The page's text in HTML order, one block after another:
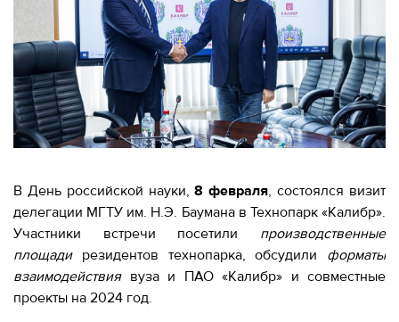
НОВОСТИ
МЕРОПРИЯТИЯ
О КАЛИБРЕ
Москва, СВАО, ул. Годовикова, 9
Станция метро Алексеевская
+7 (495) 280-17-17
+7 (495) 280-45-55
КАЛИБРЕ
МЕРОПРИЯТИЯ
ИНФОРМАЦИЯ
ДЛЯ
ЛИЧНЫЙ
КАБИНЕТ
+7
В День российской науки,8 февраля, состоялся визит
делегации МГТУ им. Н.Э. Баумана в Технопарк «Калибр».
Участники встречи посетили производственные
площадирезидентов технопарка, обсудили форматы
взаимодействиявуза и ПАО «Калибр» и совместные
проекты на 2024 год.